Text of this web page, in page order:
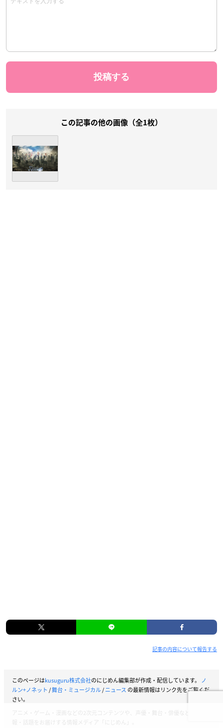
この記事の他の画像（全1枚）
記事の内容について報告する
このページはkusuguru株式会社のにじめん編集部が作成・配信しています。 ノ
ルン+ノネット /舞台・ミュージカル/ニュース の最新情報はリンク先をご覧くだ
さい。
アニメ・ゲーム・漫画などの2次元コンテンツや、声優・舞台・俳優などの情
報・話題をお届けする情報メディア「にじめん」。